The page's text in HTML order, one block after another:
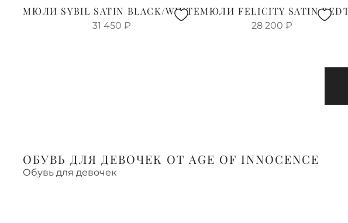
МЮЛИ SYBIL SATIN BLACK/WHITE
31 450 ₽
МЮЛИ FELICITY SATIN RED
28 200 ₽
ОБУВЬ ДЛЯ ДЕВОЧЕК ОТ AGE OF INNOCENCE
Обувь для девочек